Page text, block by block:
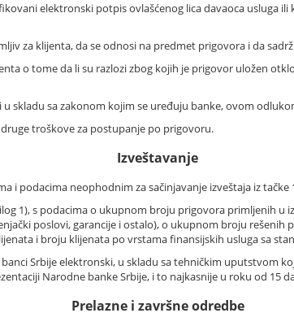
elektronski potpis ovlašćenog lica davaoca usluga
za klijenta, da se odnosi na predmet prigovora i da
o tome da li su razlozi zbog kojih je prigovor uložen
skladu sa zakonom kojim se uređuju banke, ovom
troškove za postupanje po prigovoru.
Izveštavanje
i podacima neophodnim za sačinjavanje izveštaja iz tačke
1), s podacima o ukupnom broju prigovora primljenih
poslovi, garancije i ostalo), o ukupnom broju
i broju klijenata po vrstama finansijskih usluga sa
Srbije elektronski, u skladu sa tehničkim uputstvom
Narodne banke Srbije, i to najkasnije u roku od 15
Prelazne i završne odredbe